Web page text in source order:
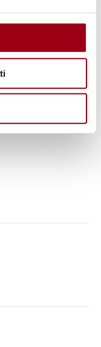
Rights,
del Global